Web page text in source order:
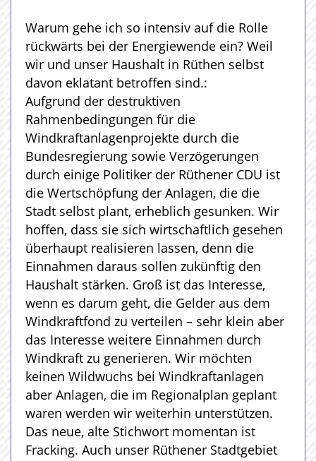
Warum gehe ich so intensiv auf die Rolle
rückwärts bei der Energiewende ein? Weil
wir und unser Haushalt in Rüthen selbst
davon eklatant betroffen sind.:
Aufgrund der destruktiven
Rahmenbedingungen für die
Windkraftanlagenprojekte durch die
Bundesregierung sowie Verzögerungen
durch einige Politiker der Rüthener CDU ist
die Wertschöpfung der Anlagen, die die
Stadt selbst plant, erheblich gesunken. Wir
hoffen, dass sie sich wirtschaftlich gesehen
überhaupt realisieren lassen, denn die
Einnahmen daraus sollen zukünftig den
Haushalt stärken. Groß ist das Interesse,
wenn es darum geht, die Gelder aus dem
Windkraftfond zu verteilen – sehr klein aber
das Interesse weitere Einnahmen durch
Windkraft zu generieren. Wir möchten
keinen Wildwuchs bei Windkraftanlagen
aber Anlagen, die im Regionalplan geplant
waren werden wir weiterhin unterstützen.
Das neue, alte Stichwort momentan ist
Fracking. Auch unser Rüthener Stadtgebiet